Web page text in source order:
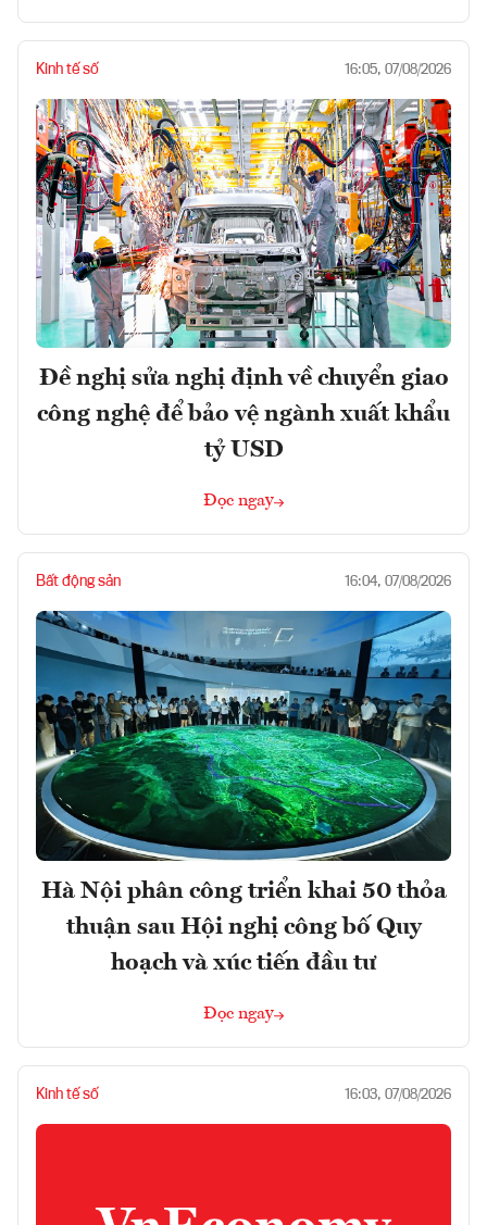
Kinh tế số 16:05, 07/08/2026
Đề nghị sửa nghị định về chuyển giao
công nghệ để bảo vệ ngành xuất khẩu
tỷ USD
Đọc ngay
Bất động sản 16:04, 07/08/2026
Hà Nội phân công triển khai 50 thỏa
thuận sau Hội nghị công bố Quy
hoạch và xúc tiến đầu tư
Đọc ngay
Kinh tế số 16:03, 07/08/2026